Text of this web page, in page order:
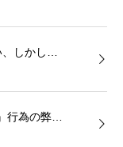
、しかし…
行為の弊…